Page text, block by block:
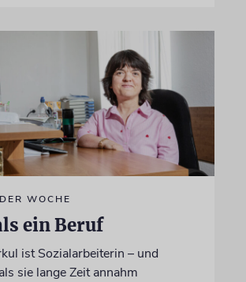
WOCHE
ein Beruf
ist Sozialarbeiterin – und
sie lange Zeit annahm